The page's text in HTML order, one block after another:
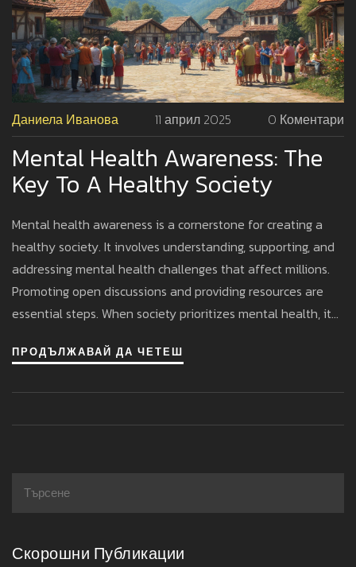
Даниела Иванова 11 април 2025 0 Коментари
Mental Health Awareness: The
Key To A Healthy Society
Mental health awareness is a cornerstone for creating a
healthy society. It involves understanding, supporting, and
addressing mental health challenges that affect millions.
Promoting open discussions and providing resources are
essential steps. When society prioritizes mental health, it
explore the significant role awareness plays in fostering a
ПРОДЪЛЖАВАЙ ДА ЧЕТЕШ
Скорошни Публикации